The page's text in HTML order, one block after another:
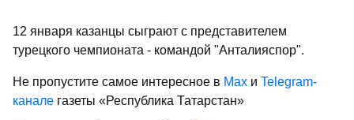
12 января казанцы сыграют с представителем
турецкого чемпионата - командой "Анталияспор".
Не пропустите самое интересное в Max и Telegram-
канале газеты «Республика Татарстан»